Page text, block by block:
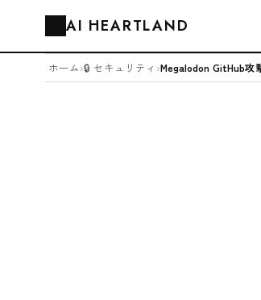
AI HEARTLAND
ホーム›🔒 セキュリティ ›